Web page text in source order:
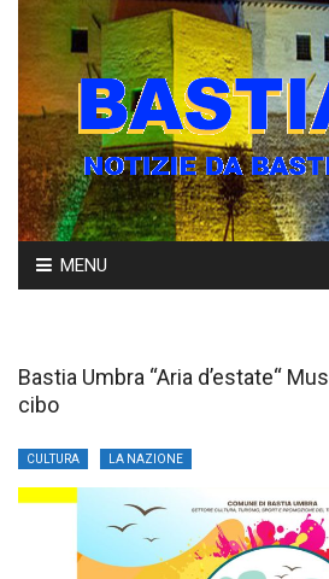
Skip
to
MENU
Bastia Umbra “Aria d’estate“
cibo
CULTURA LA NAZIONE